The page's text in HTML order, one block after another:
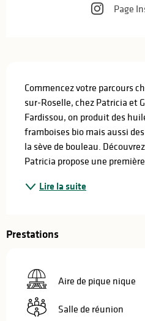
Page
Commencez votre parcours
sur-Roselle, chez Patricia et
Fardissou, on produit des
framboises bio mais aussi
la sève de bouleau.
Patricia propose une première
Lire la suite
Prestations
Aire de pique nique
Salle de réunion